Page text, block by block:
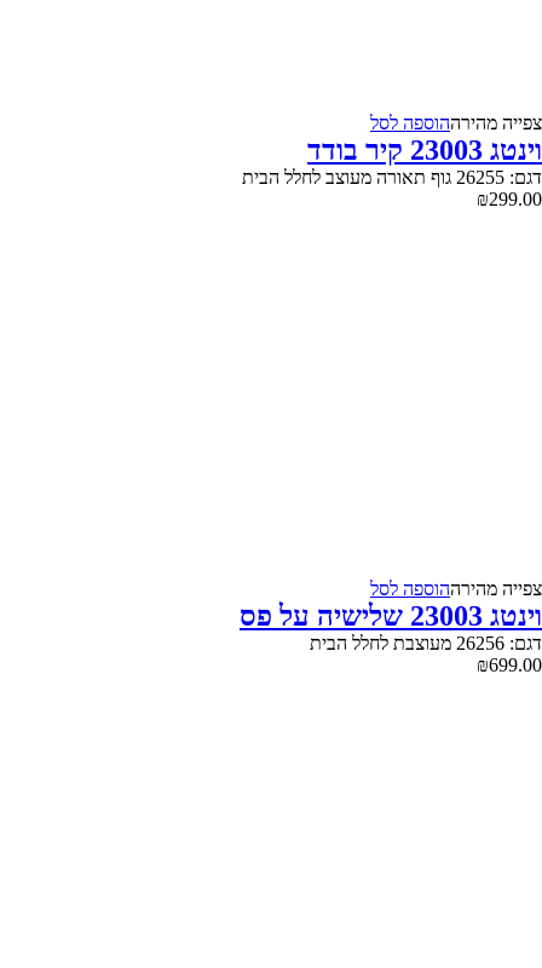
צפייה‬ ‫מהירה‬הוספה לסל
וינטג 23003 קיר בודד
דגם: 26255 גוף תאורה מעוצב לחלל הבית
₪299.00
צפייה‬ ‫מהירה‬הוספה לסל
וינטג 23003 שלישיה על פס
דגם: 26256 מעוצבת לחלל הבית
₪699.00